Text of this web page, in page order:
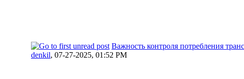
Важность контроля потребления
denkil, 07-27-2025, 01:52 PM